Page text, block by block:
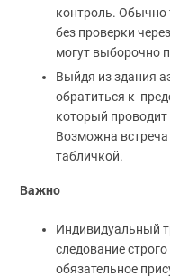
контроль. Обычно
без проверки
могут выборочно
Выйдя из здания
обратиться к
который проводит
Возможна
табличкой.
Важно
Индивидуальный
следование
обязательное